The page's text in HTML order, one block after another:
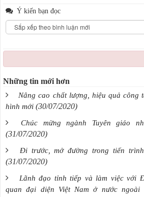
Ý kiến bạn đọc
Những tin mới hơn
Nâng cao chất lượng, hiệu quả công
hình mới (30/07/2020)
Chúc mừng ngành Tuyên giáo
(31/07/2020)
Đi trước, mở đường trong tiến
(31/07/2020)
Lãnh đạo tỉnh tiếp và làm việc với
quan đại diện Việt Nam ở nước ngoài